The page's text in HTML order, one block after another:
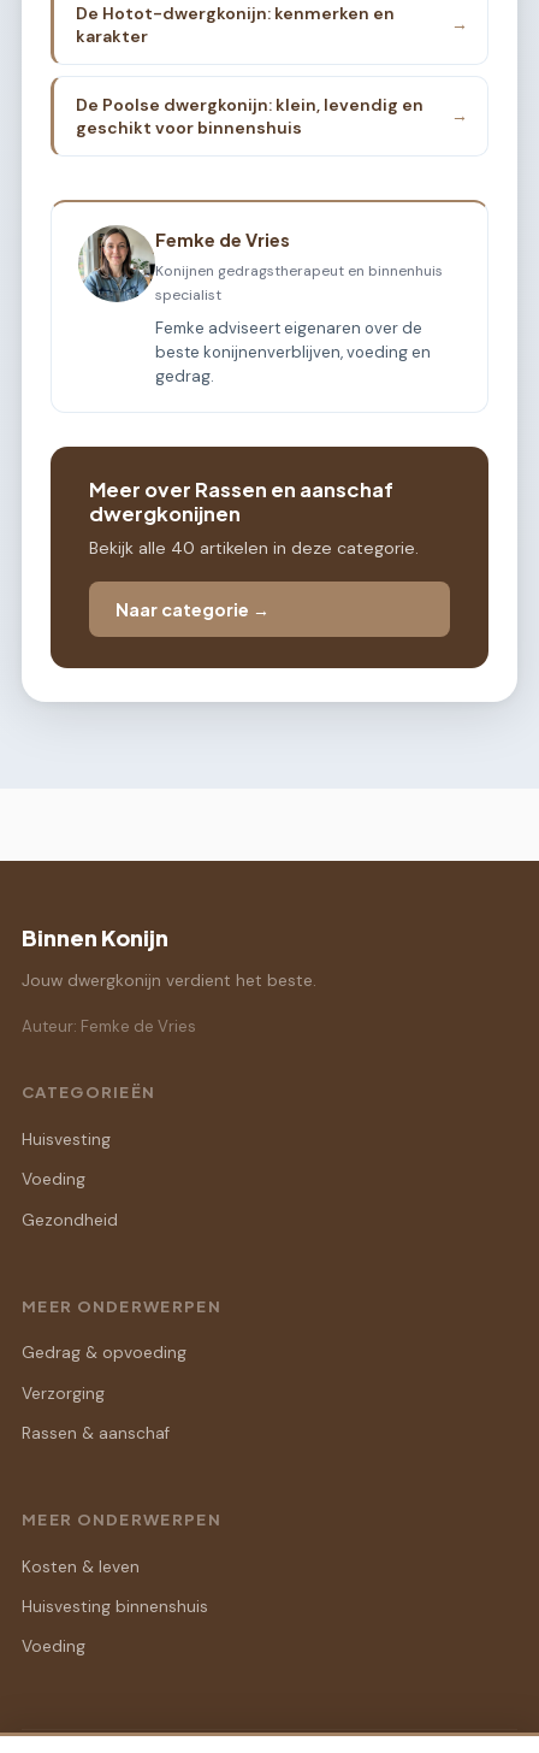
De Hotot-dwergkonijn: kenmerken en
karakter
→
De Poolse dwergkonijn: klein, levendig en
geschikt voor binnenshuis
→
Femke de Vries
Konijnen gedragstherapeut en binnenhuis
specialist
Femke adviseert eigenaren over de
beste konijnenverblijven, voeding en
gedrag.
Meer over Rassen en aanschaf
dwergkonijnen
Bekijk alle 40 artikelen in deze categorie.
Naar categorie →
Binnen Konijn
Jouw dwergkonijn verdient het beste.
Auteur: Femke de Vries
CATEGORIEËN
Huisvesting
Voeding
Gezondheid
MEER ONDERWERPEN
Gedrag & opvoeding
Verzorging
Rassen & aanschaf
MEER ONDERWERPEN
Kosten & leven
Huisvesting binnenshuis
Voeding